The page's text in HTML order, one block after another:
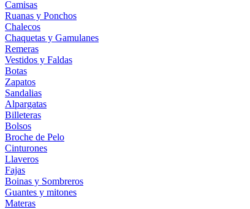
Camisas
Ruanas y Ponchos
Chalecos
Chaquetas y Gamulanes
Remeras
Vestidos y Faldas
Botas
Zapatos
Sandalias
Alpargatas
Billeteras
Bolsos
Broche de Pelo
Cinturones
Llaveros
Fajas
Boinas y Sombreros
Guantes y mitones
Materas